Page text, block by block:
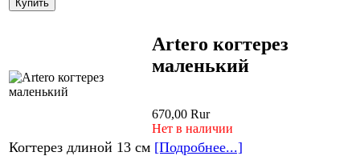
Artero когтерез
маленький
670,00 Rur
Нет в наличии
Когтерез длиной 13 см [Подробнее...]